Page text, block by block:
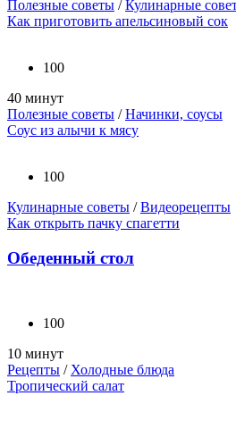
Полезные советы /Кулинарные
Как приготовить апельсиновый сок
100
40 минут
Полезные советы /Начинки, соусы
Соус из алычи к мясу
100
Кулинарные советы /Видеорецепты
Как открыть пачку спагетти
Обеденный стол
100
10 минут
Рецепты / Холодные блюда
Тропический салат